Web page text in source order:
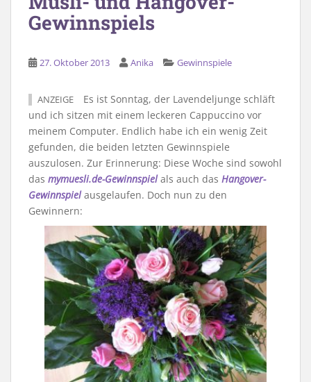
Gewinnspiels
27. Oktober 2013 Anika Gewinnspiele
ANZEIGE
Es ist Sonntag, der Lavendeljunge schläft
und ich sitzen mit einem leckeren Cappuccino vor
meinem Computer. Endlich habe ich ein wenig Zeit
gefunden, die beiden letzten Gewinnspiele
auszulosen. Zur Erinnerung: Diese Woche sind sowohl
das mymuesli.de-Gewinnspielals auch das Hangover-
Gewinnspielausgelaufen. Doch nun zu den
Gewinnern: